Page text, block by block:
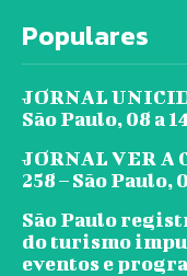
Populares
JORNAL
São Paulo, 08 a
JORNAL VER A
258 – São Paulo,
São Paulo
do turismo
eventos e